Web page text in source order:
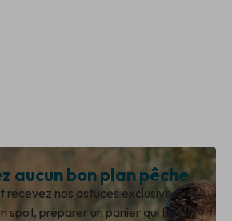
aucun bon plan pêche
recevez nos astuces exclusives
spot, préparer un panier qui fait